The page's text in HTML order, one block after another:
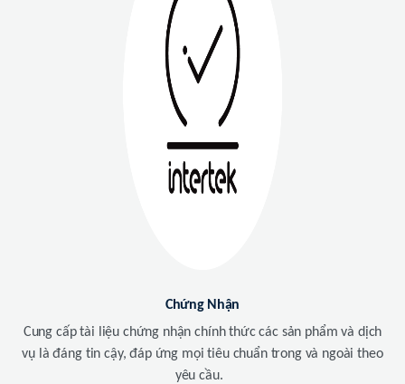
Chứng Nhận
Cung cấp tài liệu chứng nhận chính thức các sản phẩm và dịch
vụ là đáng tin cậy, đáp ứng mọi tiêu chuẩn trong và ngoài theo
yêu cầu.